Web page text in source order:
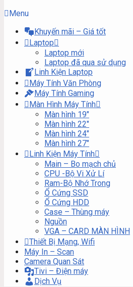
Menu
Khuyến mãi – Giá tốt
Laptop
Laptop mới
Laptop đã qua sử dụng
Linh Kiện Laptop
Máy Tính Văn Phòng
Máy Tính Gaming
Màn Hình Máy Tính
Màn hình 19″
Màn hình 22″
Màn hình 24″
Màn hình 27″
Linh Kiện Máy Tính
Main – Bo mạch chủ
CPU -Bộ Vi Xử Lí
Ram-Bộ Nhớ Trong
Ổ Cứng SSD
Ổ Cứng HDD
Case – Thùng máy
Nguồn
VGA – CARD MÀN HÌNH
Thiết Bị Mạng, Wifi
Máy In – Scan
Camera Quan Sát
Tivi – Điện máy
Dịch Vụ